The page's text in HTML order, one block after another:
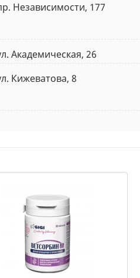
Независимости, 177
Академическая, 26
Кижеватова, 8